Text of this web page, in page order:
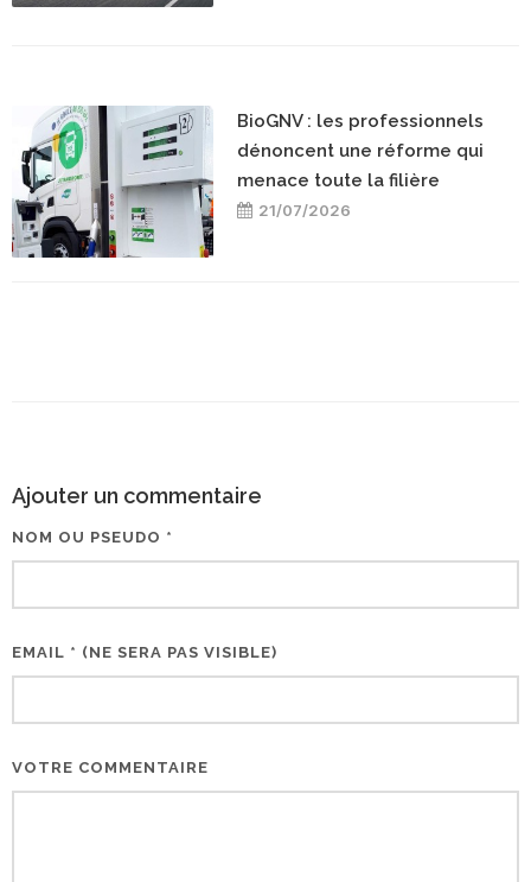
BioGNV : les professionnels
dénoncent une réforme qui
menace toute la filière
21/07/2026
Ajouter un commentaire
NOM OU PSEUDO *
EMAIL * (NE SERA PAS VISIBLE)
VOTRE COMMENTAIRE